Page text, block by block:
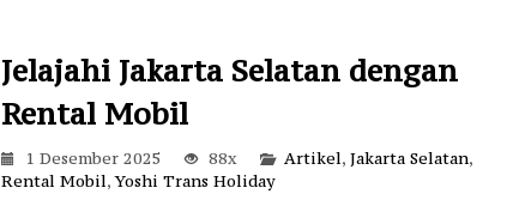
Jelajahi Jakarta Selatan dengan
Rental Mobil
1 Desember 2025 88x Artikel, Jakarta Selatan,
Rental Mobil,Yoshi Trans Holiday